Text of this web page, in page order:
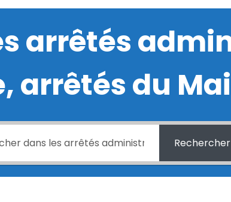
arrêtés
arrêtés du
Rechercher